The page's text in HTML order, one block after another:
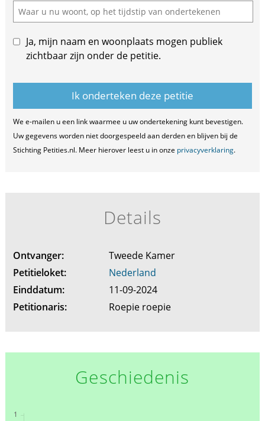
field
Ja, mijn naam en woonplaats mogen publiek
zichtbaar zijn onder de petitie.
We e-mailen u een link waarmee u uw ondertekening kunt bevestigen.
Uw gegevens worden niet doorgespeeld aan derden en blijven bij de
Stichting Petities.nl. Meer hierover leest u in onze privacyverklaring.
Details
Ontvanger:
Tweede Kamer
Petitieloket:
Nederland
Einddatum:
11-09-2024
Petitionaris:
Roepie roepie
Geschiedenis